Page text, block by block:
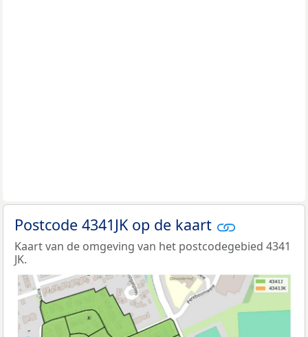
Postcode 4341JK op de kaart
Kaart van de omgeving van het postcodegebied 4341
JK.